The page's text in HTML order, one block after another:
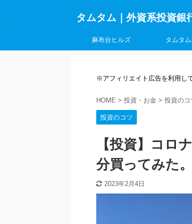
タムタム｜外資系投資銀
麻布台ヒルズ タムタ
※アフィリエイト広告を利用し
HOME > 投資・お金 > 投資のコ
投資のコツ
【投資】コロ
分買ってみた
2023年2月4日